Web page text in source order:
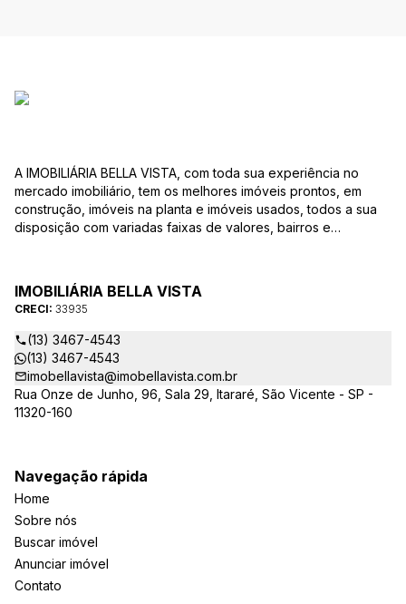
A IMOBILIÁRIA BELLA VISTA, com toda sua experiência no
mercado imobiliário, tem os melhores imóveis prontos, em
construção, imóveis na planta e imóveis usados, todos a sua
disposição com variadas faixas de valores, bairros e
ao CRECI-EE – estarão sempre prontos para responder-lhe
todas as suas dúvidas sobre casas, apartamentos, terrenos,
salas comerciais e outros produtos imobiliários.
IMOBILIÁRIA BELLA VISTA
CRECI: 33935
(13) 3467-4543
(13) 3467-4543
imobellavista@imobellavista.com.br
Rua Onze de Junho, 96, Sala 29, Itararé, São Vicente - SP -
11320-160
Navegação rápida
Home
Sobre nós
Buscar imóvel
Anunciar imóvel
Contato